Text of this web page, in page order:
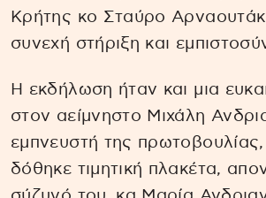
Κρήτης κο Σταύρο
συνεχή στήριξη και
Η εκδήλωση ήταν και μια
στον αείμνηστο Μιχάλη
εμπνευστή της
δόθηκε τιμητική πλακέτα,